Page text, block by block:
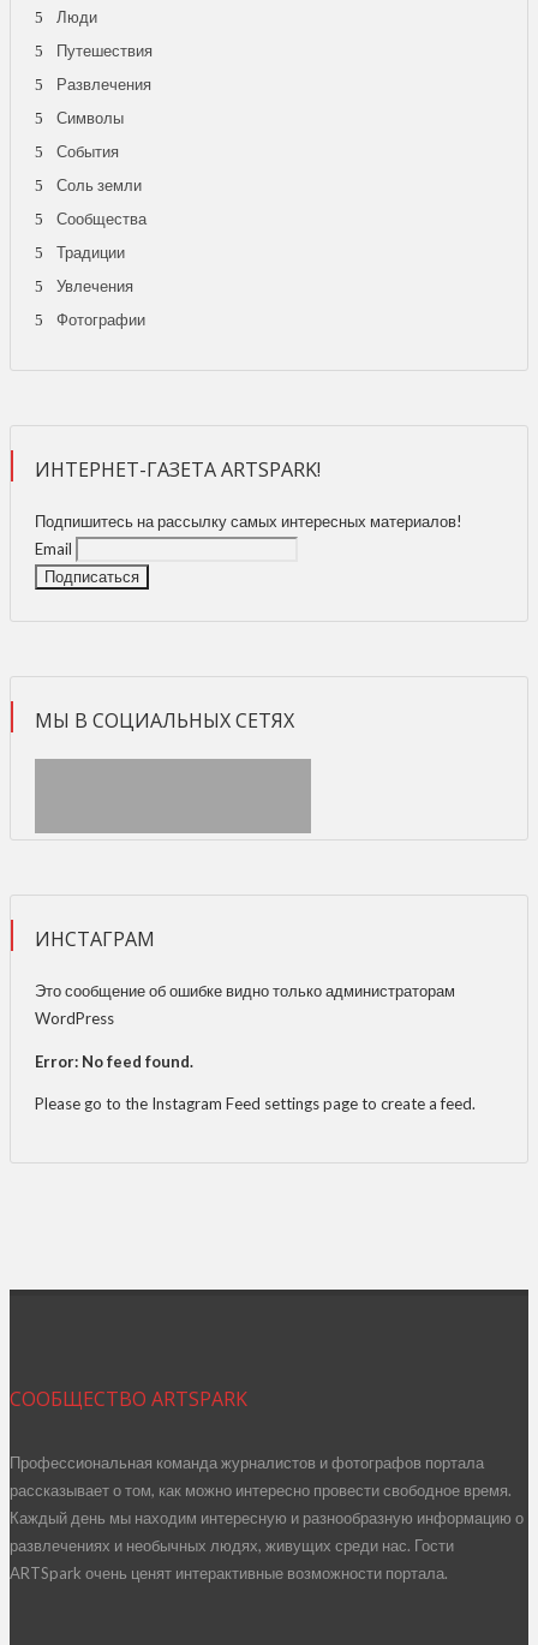
Люди
Путешествия
Развлечения
Символы
События
Соль земли
Сообщества
Традиции
Увлечения
Фотографии
ИНТЕРНЕТ-ГАЗЕТА ARTSPARK!
Подпишитесь на рассылку самых интересных материалов!
Email
МЫ В СОЦИАЛЬНЫХ СЕТЯХ
ИНСТАГРАМ
Это сообщение об ошибке видно только администраторам
WordPress
Error: No feed found.
Please go to the Instagram Feed settings page to create a feed.
СООБЩЕСТВО ARTSPARK
Профессиональная команда журналистов и фотографов портала
рассказывает о том, как можно интересно провести свободное время.
Каждый день мы находим интересную и разнообразную информацию о
развлечениях и необычных людях, живущих среди нас. Гости
ARTSpark очень ценят интерактивные возможности портала.